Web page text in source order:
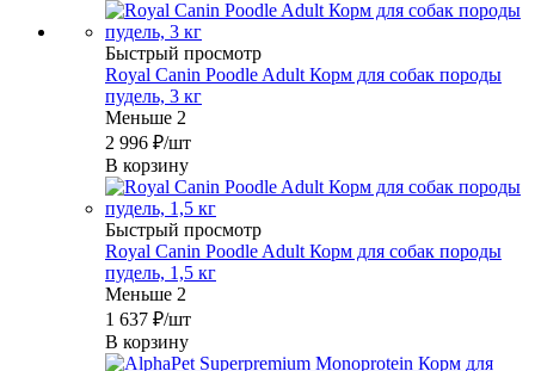
Быстрый просмотр
Royal Canin Poodle Adult Корм для собак породы
пудель, 3 кг
Меньше 2
2 996 ₽/шт
В корзину
Быстрый просмотр
Royal Canin Poodle Adult Корм для собак породы
пудель, 1,5 кг
Меньше 2
1 637 ₽/шт
В корзину